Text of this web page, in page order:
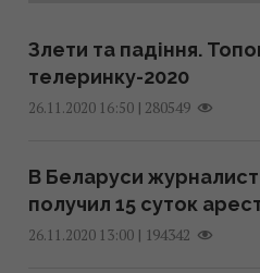
Злети та падіння.
телеринку-2020
26.11.2020 16:50| 280549
В Беларуси
получил 15 суток
26.11.2020 13:00| 194342